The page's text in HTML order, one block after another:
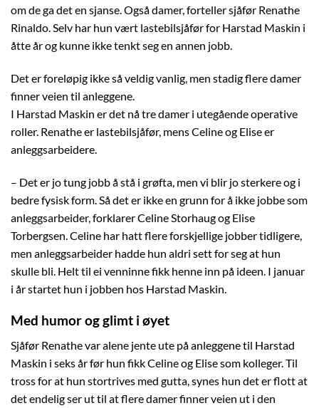
om de ga det en sjanse. Også damer, forteller sjåfør Renathe
Rinaldo. Selv har hun vært lastebilsjåfør for Harstad Maskin i
åtte år og kunne ikke tenkt seg en annen jobb.
Det er foreløpig ikke så veldig vanlig, men stadig flere damer
finner veien til anleggene.
I Harstad Maskin er det nå tre damer i utegående operative
roller. Renathe er lastebilsjåfør, mens Celine og Elise er
anleggsarbeidere.
– Det er jo tung jobb å stå i grøfta, men vi blir jo sterkere og i
bedre fysisk form. Så det er ikke en grunn for å ikke jobbe som
anleggsarbeider, forklarer Celine Storhaug og Elise
Torbergsen. Celine har hatt flere forskjellige jobber tidligere,
men anleggsarbeider hadde hun aldri sett for seg at hun
skulle bli. Helt til ei venninne fikk henne inn på ideen. I januar
i år startet hun i jobben hos Harstad Maskin.
Med humor og glimt i øyet
Sjåfør Renathe var alene jente ute på anleggene til Harstad
Maskin i seks år før hun fikk Celine og Elise som kolleger. Til
tross for at hun stortrives med gutta, synes hun det er flott at
det endelig ser ut til at flere damer finner veien ut i den